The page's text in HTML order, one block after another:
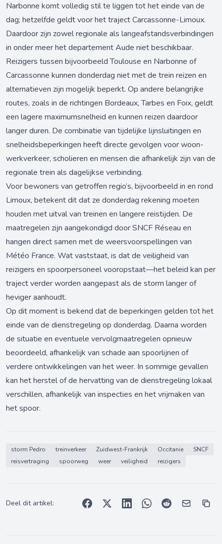
Narbonne komt volledig stil te liggen tot het einde van de
dag; hetzelfde geldt voor het traject Carcassonne-Limoux.
Daardoor zijn zowel regionale als langeafstandsverbindingen
in onder meer het departement Aude niet beschikbaar.
Reizigers tussen bijvoorbeeld Toulouse en Narbonne of
Carcassonne kunnen donderdag niet met de trein reizen en
alternatieven zijn mogelijk beperkt. Op andere belangrijke
routes, zoals in de richtingen Bordeaux, Tarbes en Foix, geldt
een lagere maximumsnelheid en kunnen reizen daardoor
langer duren. De combinatie van tijdelijke lijnsluitingen en
snelheidsbeperkingen heeft directe gevolgen voor woon-
werkverkeer, scholieren en mensen die afhankelijk zijn van de
regionale trein als dagelijkse verbinding.
Voor bewoners van getroffen regio’s, bijvoorbeeld in en rond
Limoux, betekent dit dat ze donderdag rekening moeten
houden met uitval van treinen en langere reistijden. De
maatregelen zijn aangekondigd door SNCF Réseau en
hangen direct samen met de weersvoorspellingen van
Météo France. Wat vaststaat, is dat de veiligheid van
reizigers en spoorpersoneel vooropstaat—het beleid kan per
traject verder worden aangepast als de storm langer of
heviger aanhoudt.
Op dit moment is bekend dat de beperkingen gelden tot het
einde van de dienstregeling op donderdag. Daarna worden
de situatie en eventuele vervolgmaatregelen opnieuw
beoordeeld, afhankelijk van schade aan spoorlijnen of
verdere ontwikkelingen van het weer. In sommige gevallen
kan het herstel of de hervatting van de dienstregeling lokaal
verschillen, afhankelijk van inspecties en het vrijmaken van
het spoor.
storm Pedro treinverkeer Zuidwest-Frankrijk Occitanie
SNCF
reisvertraging
spoorweg weer veiligheid reizigers
Deel dit artikel: